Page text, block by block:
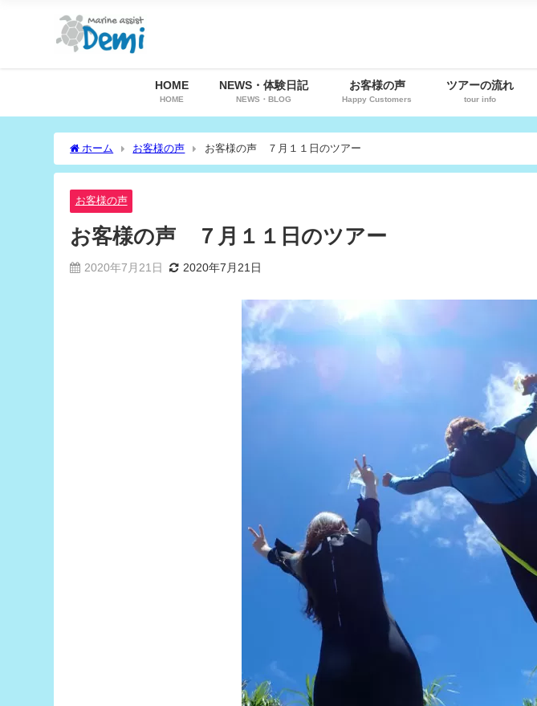
HOME
HOME
NEWS・体験日記
NEWS・BLOG
お客様の声
Happy Customers
ツアーの流れ
tour info
ホーム お客様の声 お客様の声 ７月１１日のツアー
お客様の声
お客様の声 ７月１１日のツアー
2020年7月21日 2020年7月21日